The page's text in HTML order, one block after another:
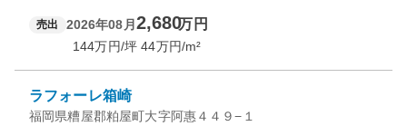
売出 2026年08月 2,680万円
144万円/坪 44万円/m²
ラフォーレ箱崎
福岡県糟屋郡粕屋町大字阿惠４４９−１